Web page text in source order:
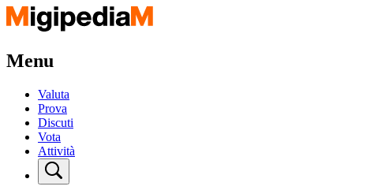
Menu
Valuta
Prova
Discuti
Vota
Attività